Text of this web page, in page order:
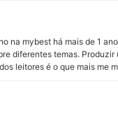
e instalação de
ampla e profunda das
tenho cursos de
avançadas e soluções
em projetos desafiadores e
na mybest há mais de 1
diferentes temas.
leitores é o que mais me